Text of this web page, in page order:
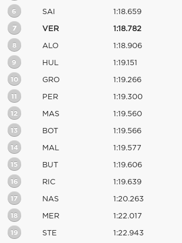
6 SAI 1:18.659
7 VER 1:18.782
8 ALO 1:18.906
9 HUL 1:19.151
10 GRO 1:19.266
11 PER 1:19.300
12 MAS 1:19.560
13 BOT 1:19.566
14 MAL 1:19.577
15 BUT 1:19.606
16 RIC 1:19.639
17 NAS 1:20.263
18 MER 1:22.017
19 STE 1:22.943